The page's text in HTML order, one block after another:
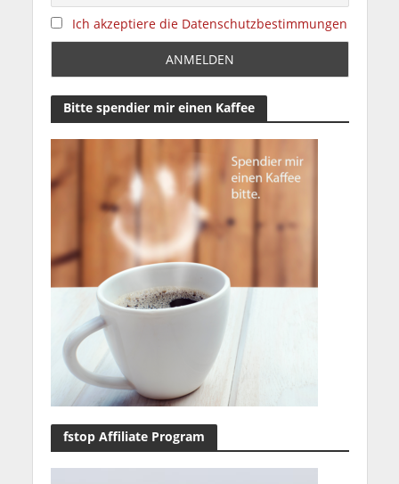
Ich akzeptiere die Datenschutzbestimmungen
Bitte spendier mir einen Kaffee
fstop Affiliate Program